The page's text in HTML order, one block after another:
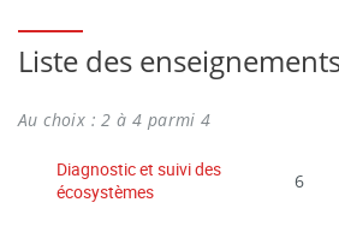
Liste des
Au choix : 2 à 4 parmi 4
Diagnostic et suivi des
écosystèmes
6